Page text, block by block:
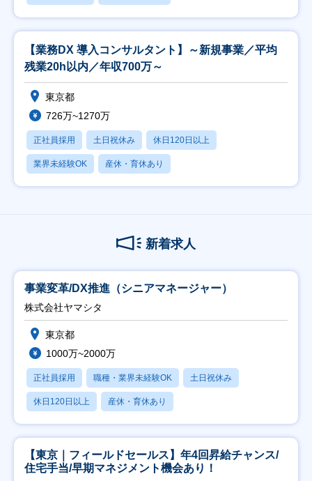
【業務DX 導入コンサルタント】～新規事業／平均
残業20h以内／年収700万～
東京都
726万~1270万
正社員採用 土日祝休み 休日120日以上
業界未経験OK 産休・育休あり
新着求人
事業変革/DX推進（シニアマネージャー）
株式会社ヤマシタ
東京都
1000万~2000万
正社員採用 職種・業界未経験OK 土日祝休み
休日120日以上 産休・育休あり
【東京｜フィールドセールス】年4回昇給チャンス/
住宅手当/早期マネジメント機会あり！